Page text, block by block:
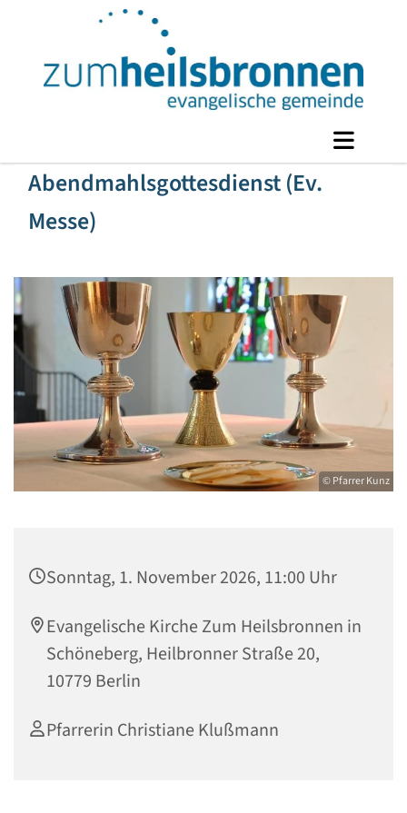
Abendmahlsgottesdienst (Ev.
Messe)
© Pfarrer Kunz
Sonntag, 1. November 2026, 11:00 Uhr
Evangelische Kirche Zum Heilsbronnen in
Schöneberg, Heilbronner Straße 20,
10779 Berlin
Pfarrerin Christiane Klußmann